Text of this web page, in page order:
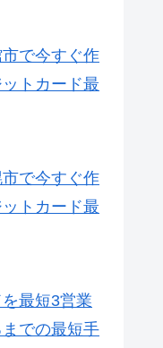
で今すぐ作
トカード最
で今すぐ作
トカード最
最短3営業
での最短手